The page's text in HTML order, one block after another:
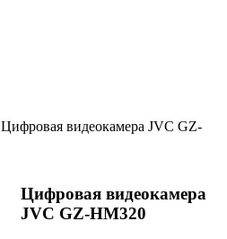
Цифровая видеокамера JVC GZ-
Цифровая видеокамера
JVC GZ-HM320